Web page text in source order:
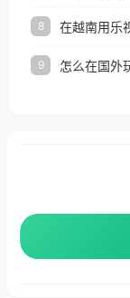
8
9